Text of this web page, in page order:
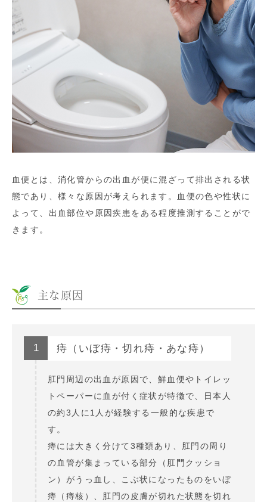
血便とは、消化管からの出血が便に混ざって排出される状
態であり、様々な原因が考えられます。血便の色や性状に
よって、出血部位や原因疾患をある程度推測することがで
きます。
主な原因
1 痔（いぼ痔・切れ痔・あな痔）
肛門周辺の出血が原因で、鮮血便やトイレッ
トペーパーに血が付く症状が特徴で、日本人
の約3人に1人が経験する一般的な疾患で
す。
痔には大きく分けて3種類あり、肛門の周り
の血管が集まっている部分（肛門クッショ
ン）がうっ血し、こぶ状になったものをいぼ
痔（痔核）、肛門の皮膚が切れた状態を切れ